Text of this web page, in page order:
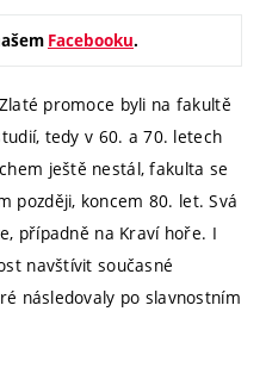
Facebooku.
promoce byli na fakultě
tedy v 60. a 70. letech
ještě nestál, fakulta se
později, koncem 80. let. Svá
případně na Kraví hoře. I
navštívit současné
následovaly po slavnostním